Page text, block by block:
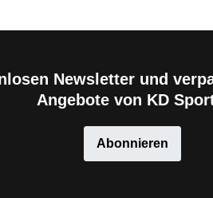
Newsletter und
Angebote von KD
Abonnieren